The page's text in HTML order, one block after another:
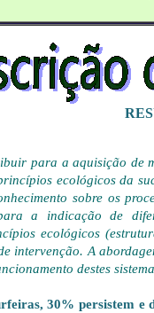
para a aquisição
ecológicos da
sobre os
a indicação de
ecológicos
intervenção. A
destes
30% persistem e